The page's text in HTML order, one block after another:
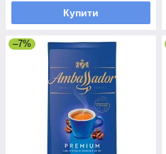
Купити
–7%